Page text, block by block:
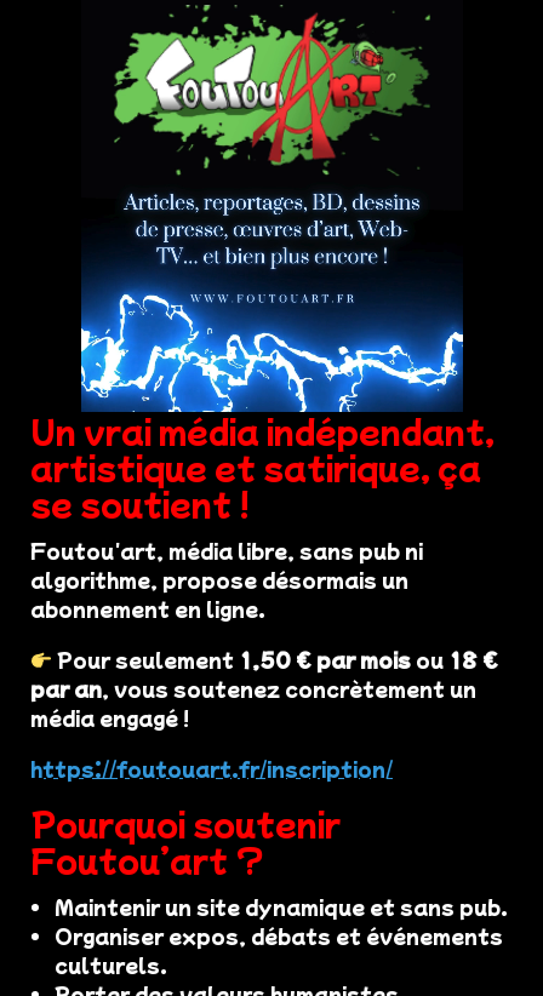
Un vrai média indépendant,
artistique et satirique, ça
se soutient !
Foutou'art, média libre, sans pub ni
algorithme, propose désormais un
abonnement en ligne.
Pour seulement 1,50 € par mois ou 18 €
par an, vous soutenez concrètement un
média engagé !
https://foutouart.fr/inscription/
Pourquoi soutenir
Foutou’art ?
Maintenir un site dynamique et sans pub.
Organiser expos, débats et événements
culturels.